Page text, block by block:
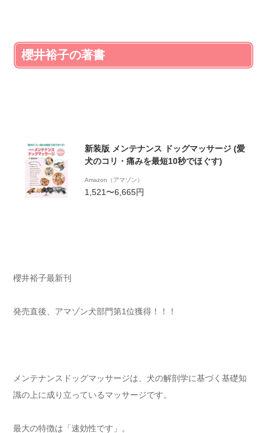
櫻井裕子の著書
新装版 メンテナンス ドッグマッサージ (愛
犬のコリ・痛みを最短10秒でほぐす)
Amazon（アマゾン）
1,521〜6,665円
櫻井裕子最新刊
発売直後、アマゾン犬部門第1位獲得！！！
メンテナンスドッグマッサージは、犬の解剖学に基づく基礎知
識の上に成り立っているマッサージです。
最大の特徴は「速効性です」。